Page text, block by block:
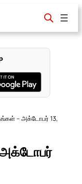
– அக்டோபர் 13,
அக்டோபர்